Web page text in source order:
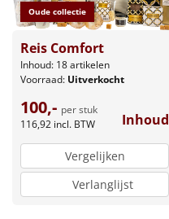
Oude collectie
Reis Comfort
Inhoud: 18 artikelen
Voorraad: Uitverkocht
100,- per stuk
116,92 incl. BTW Inhoud
Vergelijken
Verlanglijst